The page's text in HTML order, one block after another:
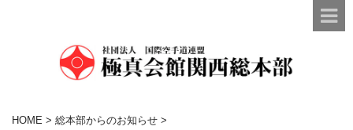
HOME > 総本部からのお知らせ >